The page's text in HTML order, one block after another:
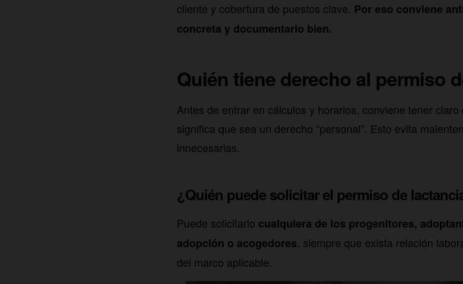
cliente y cobertura de puestos clave. Por eso conviene
concreta y documentarlo bien.
Quién tiene derecho al permiso
Antes de entrar en cálculos y horarios, conviene tener
significa que sea un derecho “personal”. Esto evita
innecesarias.
¿Quién puede solicitar el permiso de
Puede solicitarlo cualquiera de los progenitores,
adopción o acogedores, siempre que exista relación
del marco aplicable.